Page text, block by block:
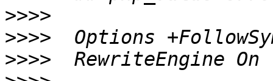
>>>>
>>>>
>>>>